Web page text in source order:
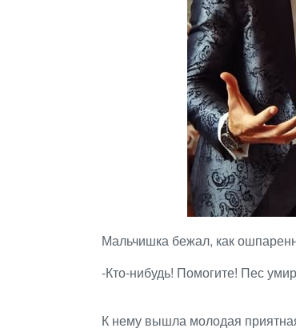
Мальчишка бежал, как
-Кто-нибудь! Помогите! Пес
К нему вышла молодая